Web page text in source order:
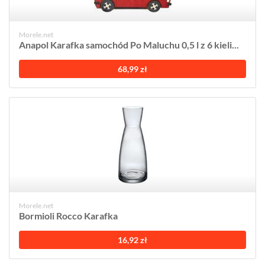
Morele.net
Anapol Karafka samochód Po Maluchu 0,5 l z 6 kieli...
68,99 zł
Morele.net
Bormioli Rocco Karafka
16,92 zł